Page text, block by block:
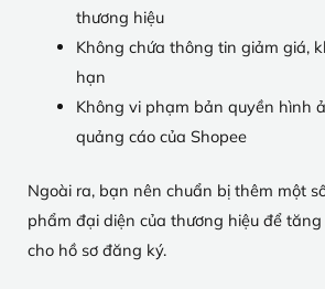
thương hiệu
Không chứa thông tin giảm giá,
hạn
Không vi phạm bản quyền hình
quảng cáo của Shopee
Ngoài ra, bạn nên chuẩn bị thêm một
phẩm đại diện của thương hiệu để
cho hồ sơ đăng ký.